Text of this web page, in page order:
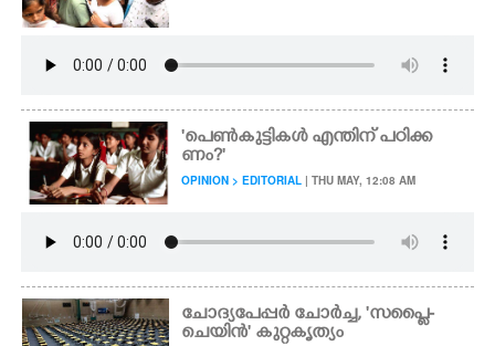
'പെൺകുട്ടികൾ എന്തിന് പഠിക്ക
ണം?"
OPINION > EDITORIAL | THU MAY, 12:08 AM
ചോദ്യപേപ്പർ ചോർച്ച, 'സപ്ലൈ-
ചെയിൻ' കുറ്റകൃത്യം